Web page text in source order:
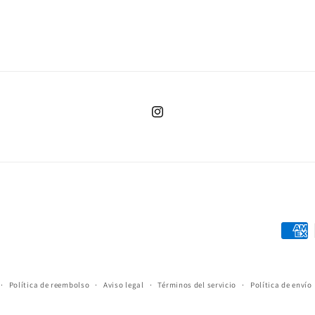
Instagram
Formas
Política de reembolso Aviso legal Términos del servicio Política de envío